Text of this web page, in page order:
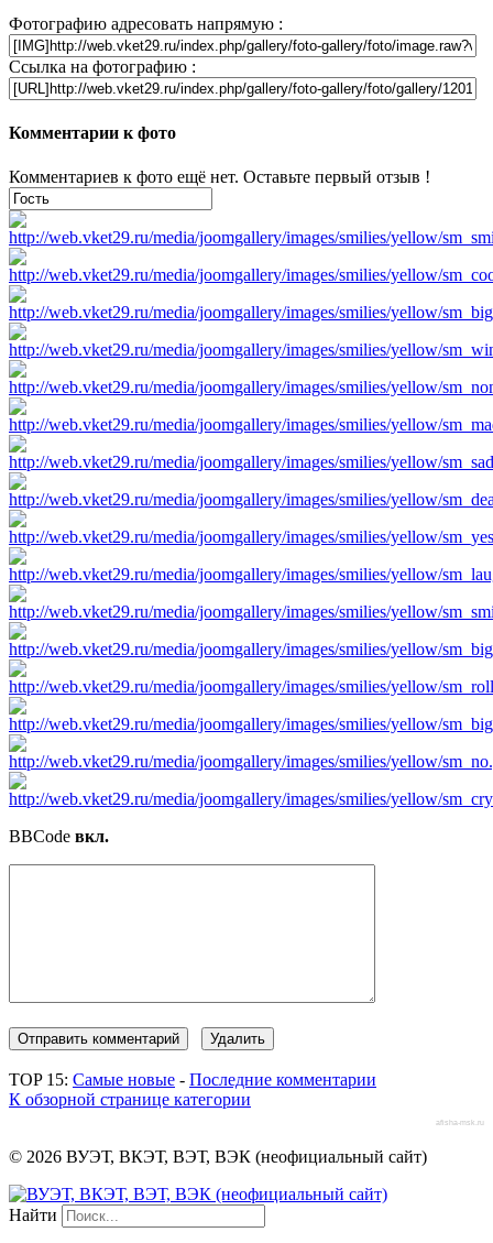
Фотографию адресовать напрямую :
Ссылка на фотографию :
Комментарии к фото
Комментариев к фото ещё нет. Оставьте первый отзыв !
BBCode вкл.
TOP 15: Самые новые - Последние комментарии
К обзорной странице категории
afisha-msk.ru
© 2026 ВУЭТ, ВКЭТ, ВЭТ, ВЭК (неофициальный сайт)
Найти